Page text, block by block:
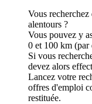
Vous recherchez
alentours ?
Vous pouvez y
0 et 100 km (par
Si vous
devez alors
Lancez votre
offres d'emploi
restituée.